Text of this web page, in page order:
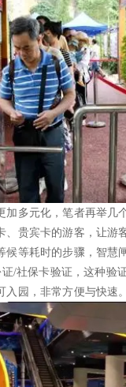
加多元化，笔者再举几
、贵宾卡的游客，让游
候等耗时的步骤，智慧
/社保卡验证，这种验
入园，非常方便与快速